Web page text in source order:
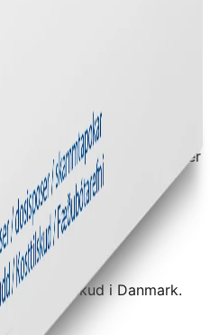
Breve - LactiPlus
fra 8 forskellige
højdosis
450 milliarder levende
fra 8 forskellige stammer
kosttilskud i Danmark.